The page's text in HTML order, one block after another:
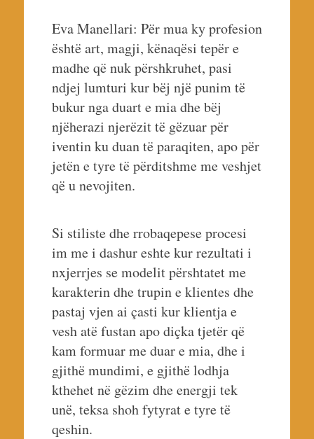
Eva Manellari: Për mua ky profesion
është art, magji, kënaqësi tepër e
madhe që nuk përshkruhet, pasi
ndjej lumturi kur bëj një punim të
bukur nga duart e mia dhe bëj
njëherazi njerëzit të gëzuar për
iventin ku duan të paraqiten, apo për
jetën e tyre të përditshme me veshjet
që u nevojiten.
Si stiliste dhe rrobaqepese procesi
im me i dashur eshte kur rezultati i
nxjerrjes se modelit përshtatet me
karakterin dhe trupin e klientes dhe
pastaj vjen ai çasti kur klientja e
vesh atë fustan apo diçka tjetër që
kam formuar me duar e mia, dhe i
gjithë mundimi, e gjithë lodhja
kthehet në gëzim dhe energji tek
unë, teksa shoh fytyrat e tyre të
qeshin.